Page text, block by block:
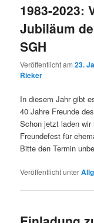
1983-2023:
Jubiläum
SGH
Veröffentlicht am23.
Rieker
In diesem Jahr gibt
40 Jahre Freunde
Schon jetzt laden
Freundefest für
Bitte den Termin
Veröffentlicht unter